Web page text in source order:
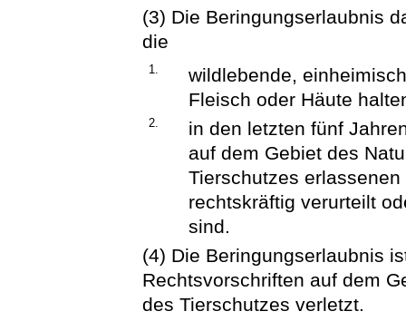
(3) Die Beringungserlaubnis
die
1.
wildlebende,
Fleisch oder Häute
2.
in den letzten fünf
auf dem Gebiet des
Tierschutzes
rechtskräftig verurteilt
sind.
(4) Die Beringungserlaubnis
Rechtsvorschriften auf dem
des Tierschutzes verletzt.